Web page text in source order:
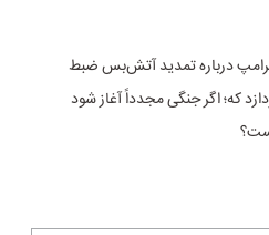
درباره تمدید آتش‌بس ضبط
که؛ اگر جنگی مجدداً آغاز شود